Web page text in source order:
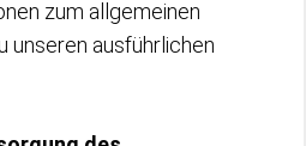
zum allgemeinen
unseren ausführlichen